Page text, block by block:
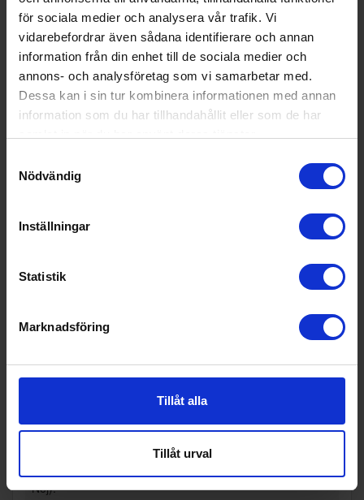
för sociala medier och analysera vår trafik. Vi
vidarebefordrar även sådana identifierare och annan
information från din enhet till de sociala medier och
annons- och analysföretag som vi samarbetar med.
Dessa kan i sin tur kombinera informationen med annan
information som du har tillhandahållit eller som de har
Nödvändig
Inställningar
Statistik
Marknadsföring
Tillåt alla
Tillåt urval
Utsläppsklass för luftbu
ret akustiskt buller:
B
Ljudnivå:
44 decibel A (regn mot ett fönst
er motsvarar ca 45 dB A)
Vattenförbrukningen i lit
9.9
Programtid för diskprog
EAN
Färg:
För integrering (Ja/Ne
Ja
Nej):